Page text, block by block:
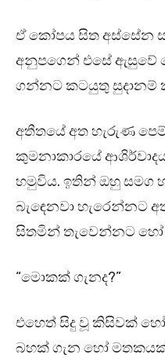
ඒ කෝපය සිත අස්සේන
අනුපගෙන් එසේ ඇසුවේ
ගන්නට කටයුතු සුදානම්
අතීතයේ අත හැරුණ
කුමනාකාරයේ
හමුවිය. ඉතින් ඔහු සමග
බැඳෙනවා හැරෙන්නට
සිතමින් තැවෙන්නට
“මොකක් ගැනද?”
එහෙත් සිදු වූ කිසිවක් හෝ
බහක් ගැන හෝ